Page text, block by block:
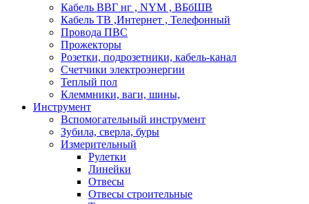
Кабель ВВГ нг , NYM , ВБбШВ
Кабель ТВ ,Интернет , Телефонный
Провода ПВС
Прожекторы
Розетки, подрозетники, кабель-канал
Счетчики электроэнергии
Теплый пол
Клеммники, ваги, шины,
Инструмент
Вспомогательный инструмент
Зубила, сверла, буры
Измерительный
Рулетки
Линейки
Отвесы
Отвесы строительные